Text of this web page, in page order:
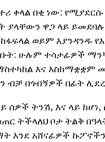
ቀላል በቂ ነው:
ያላቸውን ዋጋ ላይ
ወይም እያንዳንዱ
ቡት: ሁሉም ተሳታፊዎች
እና እስከማቋቋም
ብቻ በጎብኝዎች በፊት
ሰዎች ትንሽ, እና ላይ
ትችላለህ ቦታ ትልቅ
እንደ አሸናፊዎች ኩፖኖችን